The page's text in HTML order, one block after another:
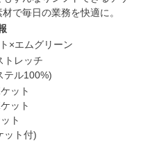
で毎日の業務を快適に。
×エムグリーン
トレッチ
テル100%)
ット
ット
ト
ット付)